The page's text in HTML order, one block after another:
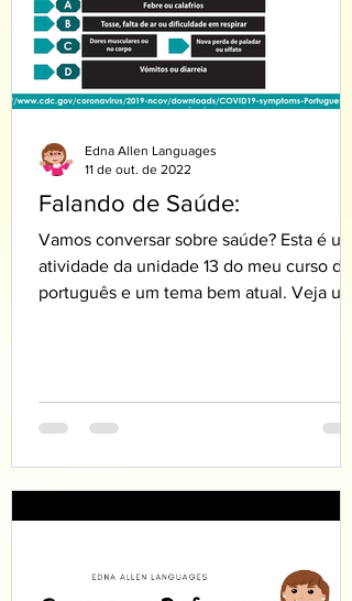
Falando de Saúde:
Vamos conversar sobre saúde? Esta é
atividade da unidade 13 do meu curso de
português e um tema bem atual. Veja
Edna Allen Languages
11 de out. de 2022